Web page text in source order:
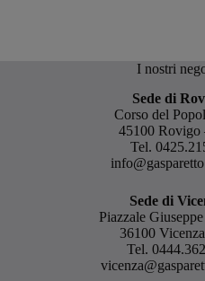
I nostri
Sede di
Corso del
45100 Rovigo
Tel.
Sede di
Piazzale
36100
Tel.